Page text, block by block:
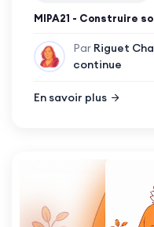
MIPA21 - Construire
Par Riguet
continue
En savoir plus